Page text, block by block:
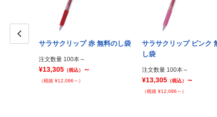
サラサクリップ 赤 無料のし袋
注文数量 100本～
¥13,305 （税込） ～
（税抜 ¥12,096～）
サラサクリップ ピンク
し袋
注文数量 100本～
¥13,305 （税込） ～
（税抜 ¥12,096～）